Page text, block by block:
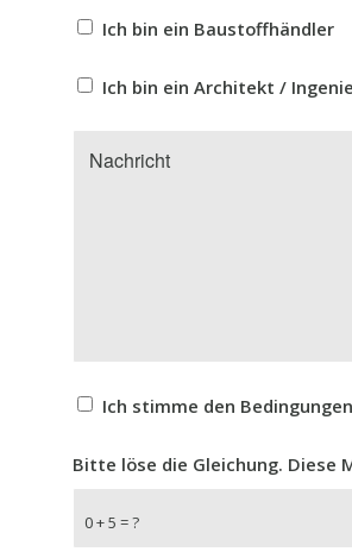
Ich bin ein Baustoffhändler
Ich bin ein Architekt /
Ich stimme den
0 + 5 = ?
Bitte löse die Gleichung. Diese